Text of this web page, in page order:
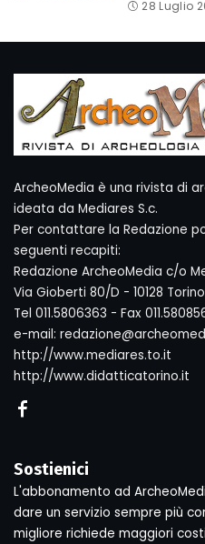
28 Luglio
ArcheoMedia è una rivista di
ideata da Mediares S.c.
Per contattare la Redazione
seguenti recapiti:
Redazione ArcheoMedia c/o
Via Gioberti 80/D - 10128 Torino
Tel 011.5806363 - Fax
e-mail:
http://www.mediares.to.it
http://www.didatticatorino.it
Sostienici
L'abbonamento ad
dare un servizio sempre più
migliore richiede maggiori